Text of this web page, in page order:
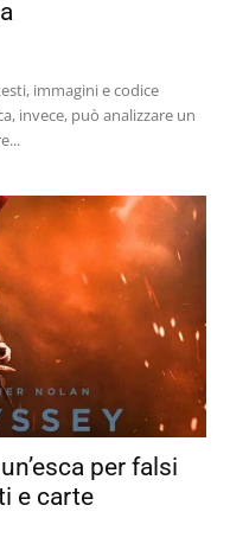
immagini e codice
invece, può analizzare un
per falsi
e carte